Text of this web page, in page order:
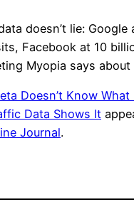
doesn’t lie: Google
Facebook at 10
Myopia says about
Doesn’t Know What
Data Shows It
Journal.